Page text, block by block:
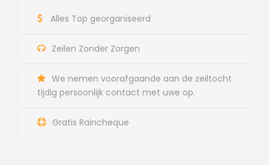
Alles Top georganiseerd
Zeilen Zonder Zorgen
We nemen voorafgaande aan de zeiltocht
tijdig persoonlijk contact met uwe op.
Gratis Raincheque